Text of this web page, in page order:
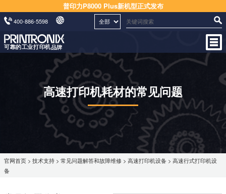
普印力P8000 Plus新机型正式发布
400-886-5598
高速打印机耗材的常见问题
官网首页 > 技术支持 > 常见问题解答和故障维修 > 高速打印机设备 > 高速行式打印机设
备